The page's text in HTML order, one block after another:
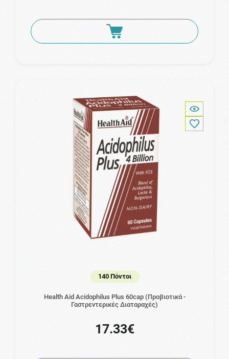
140 Πόντοι
Health Aid Acidophilus Plus 60cap (Προβιοτικά -
Γαστρεντερικές Διαταραχές)
17.33€